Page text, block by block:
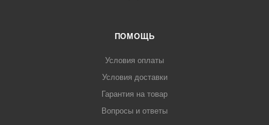
ПОМОЩЬ
Условия оплаты
Условия доставки
Гарантия на товар
Вопросы и ответы